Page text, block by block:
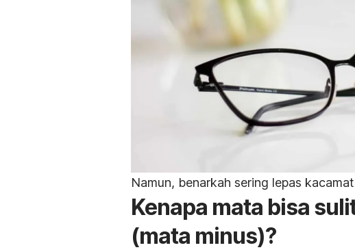
Namun, benarkah sering lepas
Kenapa mata bisa
(mata minus)?